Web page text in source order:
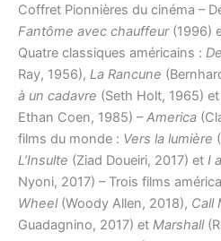
Coffret Pionnières du cinéma –
Fantôme avec chauffeur(1996)
Quatre classiques américains :
Ray, 1956), La Rancune
à un cadavre (Seth Holt, 1965) et
Ethan Coen, 1985) –America
films du monde : Vers la lumière
L’Insulte (Ziad Doueiri, 2017) et I
Nyoni, 2017) – Trois films
Wheel(Woody Allen, 2018), Call
Guadagnino, 2017) et Marshall